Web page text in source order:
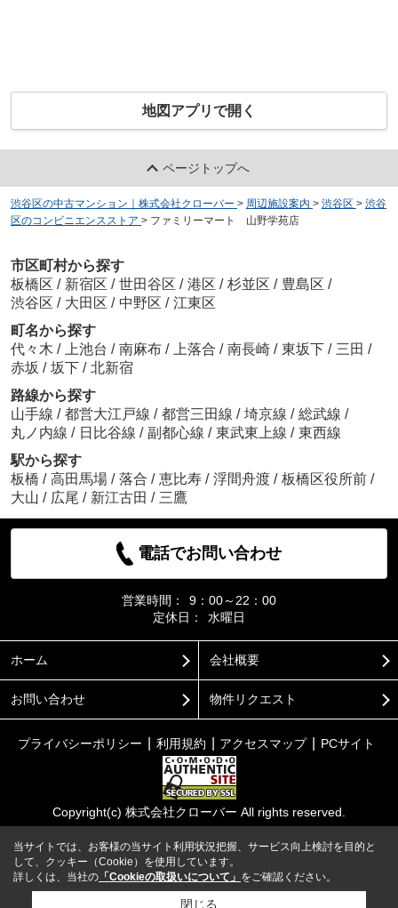
地図アプリで開く
ページトップへ
渋谷区の中古マンション｜株式会社クローバー > 周辺施設案内 > 渋谷区 > 渋谷
区のコンビニエンスストア > ファミリーマート 山野学苑店
市区町村から探す
板橋区 / 新宿区 / 世田谷区 / 港区 / 杉並区 / 豊島区 /
渋谷区 / 大田区 / 中野区 / 江東区
町名から探す
代々木 / 上池台 / 南麻布 / 上落合 / 南長崎 / 東坂下 / 三田 /
赤坂 / 坂下 / 北新宿
路線から探す
山手線 / 都営大江戸線 / 都営三田線 / 埼京線 / 総武線 /
丸ノ内線 / 日比谷線 / 副都心線 / 東武東上線 / 東西線
駅から探す
板橋 / 高田馬場 / 落合 / 恵比寿 / 浮間舟渡 / 板橋区役所前 /
大山 / 広尾 / 新江古田 / 三鷹
電話でお問い合わせ
営業時間：
9：00～22：00
定休日：
水曜日
ホーム 会社概要
お問い合わせ 物件リクエスト
プライバシーポリシー 利用規約 アクセスマップ PCサイト
Copyright(c) 株式会社クローバー All rights reserved.
当サイトでは、お客様の当サイト利用状況把握、サービス向上検討を目的と
して、クッキー（Cookie）を使用しています。
詳しくは、当社の 「Cookieの取扱いについて」 をご確認ください。
閉じる